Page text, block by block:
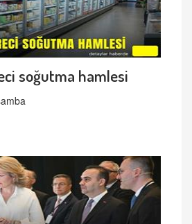
soğutma hamlesi